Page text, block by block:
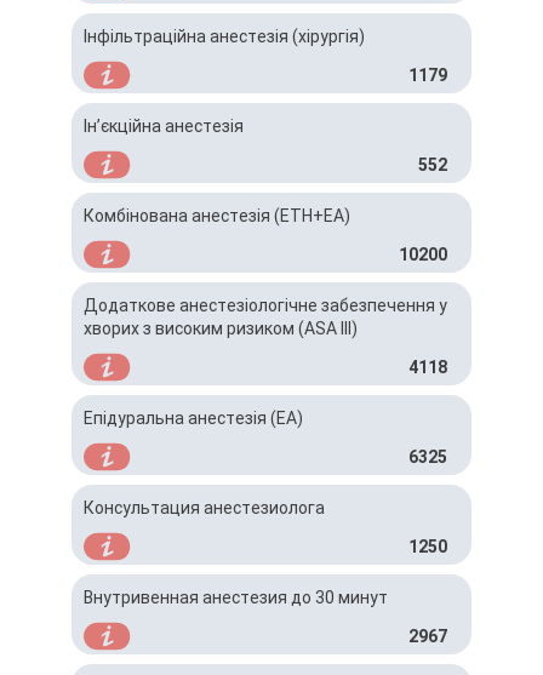
Інфільтраційна анестезія (хірургія)
1179
Ін’єкційна анестезія
552
Комбінована анестезія (ЕТН+ЕА)
10200
Додаткове анестезіологічне забезпечення у
хворих з високим ризиком (ASA III)
4118
Епідуральна анестезія (ЕА)
6325
Консультация анестезиолога
1250
Внутривенная анестезия до 30 минут
2967